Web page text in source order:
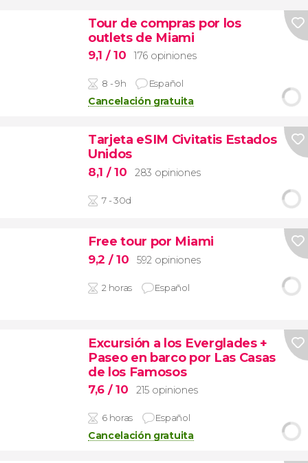
Tour de compras por los
outlets de Miami
9,1 / 10 176 opiniones
8 - 9h Español
Cancelación gratuita
Tarjeta eSIM Civitatis Estados
Unidos
8,1 / 10 283 opiniones
7 - 30d
Free tour por Miami
9,2 / 10 592 opiniones
2 horas Español
Excursión a los Everglades +
Paseo en barco por Las Casas
de los Famosos
7,6 / 10 215 opiniones
6 horas Español
Cancelación gratuita